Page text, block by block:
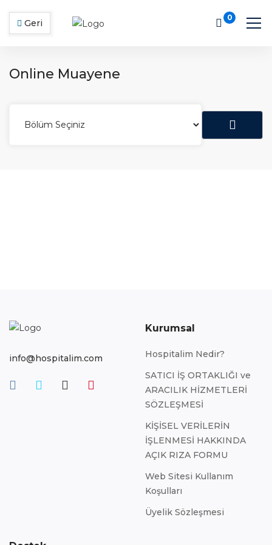
Geri
0
Online Muayene
info@hospitalim.com
Kurumsal
Hospitalim Nedir?
SATICI İŞ ORTAKLIĞI ve
ARACILIK HİZMETLERİ
SÖZLEŞMESİ
KİŞİSEL VERİLERİN
İŞLENMESİ HAKKINDA
AÇIK RIZA FORMU
Web Sitesi Kullanım
Koşulları
Üyelik Sözleşmesi